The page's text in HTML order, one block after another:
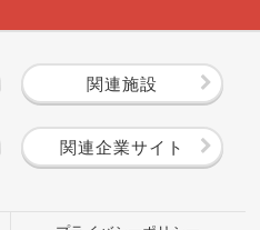
関連施設
関連企業サイト